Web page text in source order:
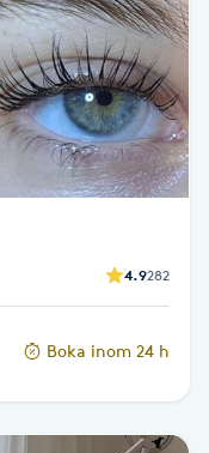
4.9282
Boka inom 24 h